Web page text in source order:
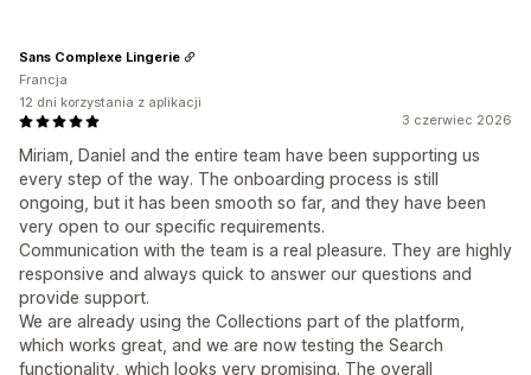
3 czerwiec 2026
Miriam, Daniel and the entire team have been supporting us
every step of the way. The onboarding process is still
ongoing, but it has been smooth so far, and they have been
very open to our specific requirements.
Communication with the team is a real pleasure. They are highly
responsive and always quick to answer our questions and
provide support.
We are already using the Collections part of the platform,
which works great, and we are now testing the Search
functionality, which looks very promising. The overall
Sans Complexe Lingerie
Francja
12 dni korzystania z aplikacji